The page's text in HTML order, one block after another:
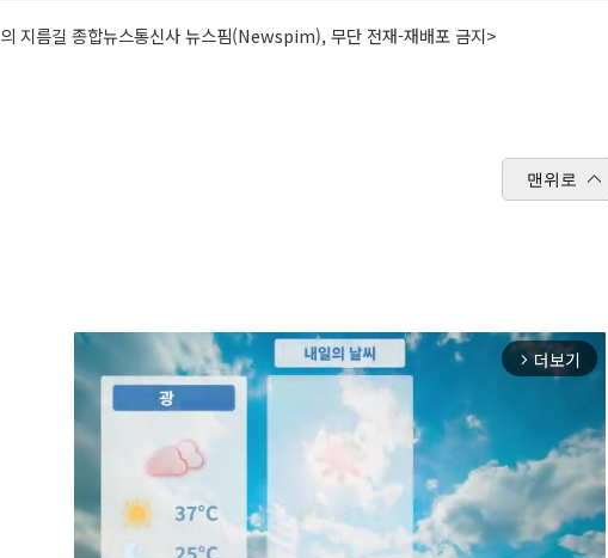
지름길 종합뉴스통신사 뉴스핌(Newspim), 무단 전재-재배포 금지>
맨위로
arrow_forward_ios 더보기